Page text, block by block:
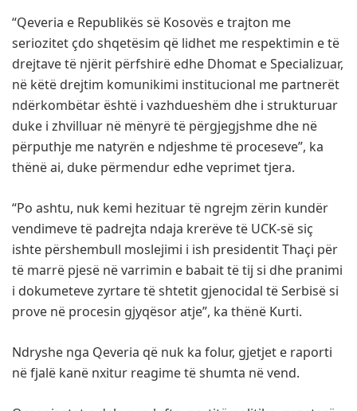
“Qeveria e Republikës së Kosovës e trajton me
seriozitet çdo shqetësim që lidhet me respektimin e të
drejtave të njërit përfshirë edhe Dhomat e Specializuar,
në këtë drejtim komunikimi institucional me partnerët
ndërkombëtar është i vazhdueshëm dhe i strukturuar
duke i zhvilluar në mënyrë të përgjegjshme dhe në
përputhje me natyrën e ndjeshme të proceseve”, ka
thënë ai, duke përmendur edhe veprimet tjera.
“Po ashtu, nuk kemi hezituar të ngrejm zërin kundër
vendimeve të padrejta ndaja krerëve të UCK-së siç
ishte përshembull moslejimi i ish presidentit Thaçi për
të marrë pjesë në varrimin e babait të tij si dhe pranimi
i dokumeteve zyrtare të shtetit gjenocidal të Serbisë si
prove në procesin gjyqësor atje”, ka thënë Kurti.
Ndryshe nga Qeveria që nuk ka folur, gjetjet e raporti
në fjalë kanë nxitur reagime të shumta në vend.